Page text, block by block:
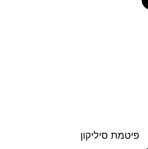
פיטמת סיליקון